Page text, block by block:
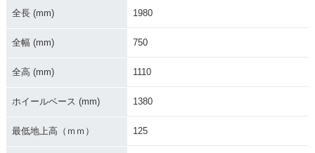
2022年 Ninja ZX-2
2021年 Ninja ZX-2
全長 (mm) 1980
全幅 (mm) 750
全高 (mm) 1110
ホイールベース (mm) 1380
最低地上高（ｍｍ） 125